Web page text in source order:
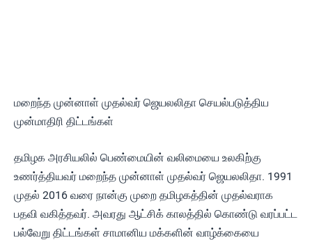
மறைந்த முன்னாள் முதல்வர் ஜெயலலிதா செயல்படுத்திய
முன்மாதிரி திட்டங்கள்
தமிழக அரசியலில் பெண்மையின் வலிமையை உலகிற்கு
உணர்த்தியவர் மறைந்த முன்னாள் முதல்வர் ஜெயலலிதா. 1991
முதல் 2016 வரை நான்கு முறை தமிழகத்தின் முதல்வராக
பதவி வகித்தவர். அவரது ஆட்சிக் காலத்தில் கொண்டு வரப்பட்ட
பல்வேறு திட்டங்கள் சாமானிய மக்களின் வாழ்க்கையை